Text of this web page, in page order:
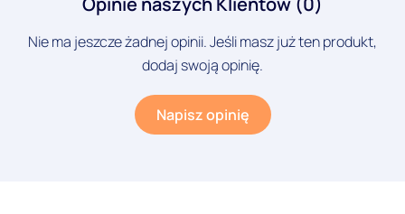
Nie ma jeszcze żadnej opinii. Jeśli masz już ten produkt,
dodaj swoją opinię.
Napisz opinię